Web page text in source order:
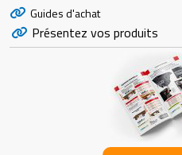
Guides d'achat
Présentez vos produits